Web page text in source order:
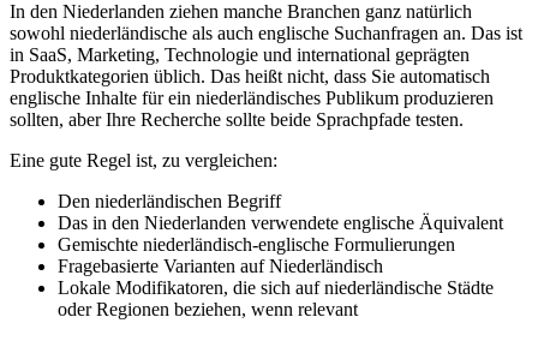
In den Niederlanden ziehen manche Branchen ganz natürlich
sowohl niederländische als auch englische Suchanfragen an. Das ist
in SaaS, Marketing, Technologie und international geprägten
Produktkategorien üblich. Das heißt nicht, dass Sie automatisch
englische Inhalte für ein niederländisches Publikum produzieren
sollten, aber Ihre Recherche sollte beide Sprachpfade testen.
Eine gute Regel ist, zu vergleichen:
Den niederländischen Begriff
Das in den Niederlanden verwendete englische Äquivalent
Gemischte niederländisch-englische Formulierungen
Fragebasierte Varianten auf Niederländisch
Lokale Modifikatoren, die sich auf niederländische Städte
oder Regionen beziehen, wenn relevant